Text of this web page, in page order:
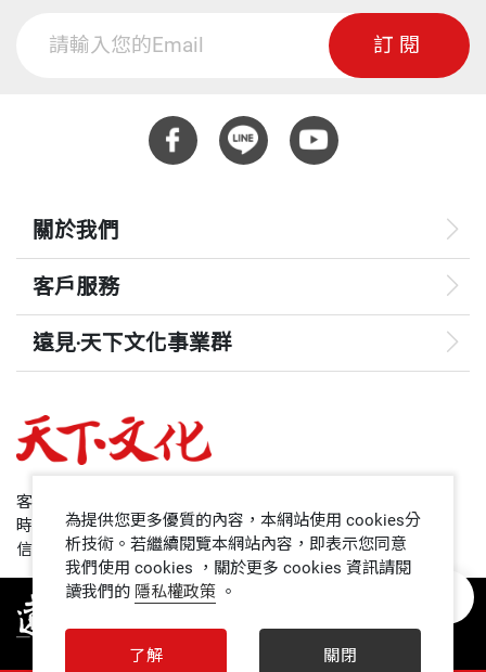
訂閱
關於我們
客戶服務
遠見‧天下文化事業群
哈佛商業評論
領導影響力學院
1號課堂
客服專線：+886 2 2662-0012
時間：週一~週五9:00~12:30;13:30~17:00
信箱：service@cwgv.com.tw
為提供您更多優質的內容，本網站使用 cookies分
析技術。若繼續閱覽本網站內容，即表示您同意
我們使用 cookies ，關於更多 cookies 資訊請閱
讀我們的 隱私權政策 。
了解 關閉